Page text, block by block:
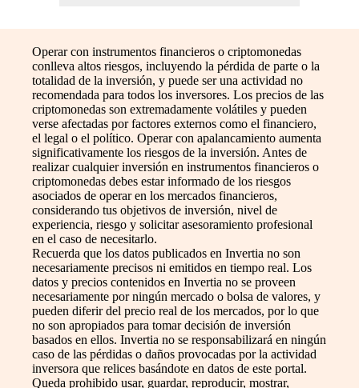
Operar con instrumentos financieros o criptomonedas
conlleva altos riesgos, incluyendo la pérdida de parte o la
totalidad de la inversión, y puede ser una actividad no
recomendada para todos los inversores. Los precios de las
criptomonedas son extremadamente volátiles y pueden
verse afectadas por factores externos como el financiero,
el legal o el político. Operar con apalancamiento aumenta
significativamente los riesgos de la inversión. Antes de
realizar cualquier inversión en instrumentos financieros o
criptomonedas debes estar informado de los riesgos
asociados de operar en los mercados financieros,
considerando tus objetivos de inversión, nivel de
experiencia, riesgo y solicitar asesoramiento profesional
en el caso de necesitarlo.
Recuerda que los datos publicados en Invertia no son
necesariamente precisos ni emitidos en tiempo real. Los
datos y precios contenidos en Invertia no se proveen
necesariamente por ningún mercado o bolsa de valores, y
pueden diferir del precio real de los mercados, por lo que
no son apropiados para tomar decisión de inversión
basados en ellos. Invertia no se responsabilizará en ningún
caso de las pérdidas o daños provocadas por la actividad
inversora que relices basándote en datos de este portal.
Queda prohibido usar, guardar, reproducir, mostrar,